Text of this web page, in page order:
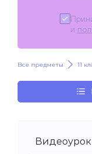
и
Все предметы 11
Видеоурок